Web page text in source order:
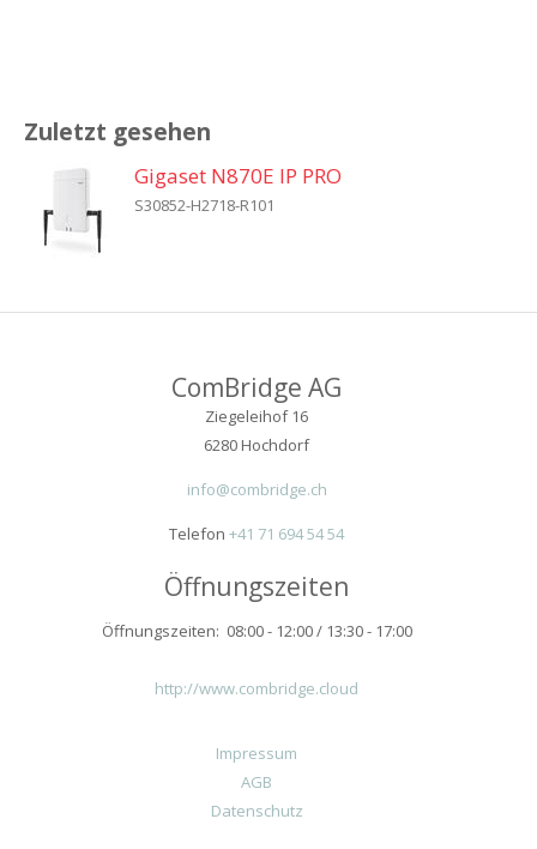
Zuletzt gesehen
Gigaset N870E IP PRO
S30852-H2718-R101
ComBridge AG
Ziegeleihof 16
6280 Hochdorf
info@combridge.ch
Telefon +41 71 694 54 54
Öffnungszeiten
Öffnungszeiten: 08:00 - 12:00 / 13:30 - 17:00
http://www.combridge.cloud
Impressum
AGB
Datenschutz